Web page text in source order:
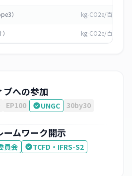
） kg-CO2e/百万円
kg-CO2e/百万円
ブへの参加
EP100 UNGC
30by30
ームワーク開示
員会
TCFD・IFRS-S2